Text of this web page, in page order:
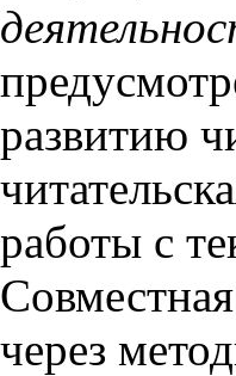
развитию
работы с
через